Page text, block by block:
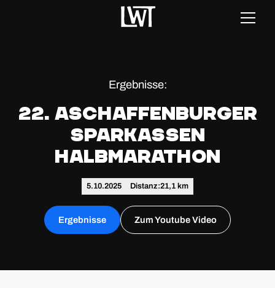
Ergebnisse:
22. Aschaffenburger
Sparkassen
Halbmarathon
5.10.2025 Distanz:21,1 km
Ergebnisse Zum Youtube Video